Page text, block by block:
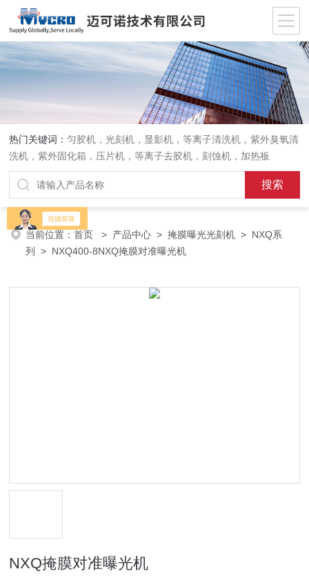
热门关键词：匀胶机，光刻机，显影机，等离子清洗机，紫外臭氧清
洗机，紫外固化箱，压片机，等离子去胶机，刻蚀机，加热板
当前位置：首页 > 产品中心 >掩膜曝光光刻机 > NXQ系
列
> NXQ400-8NXQ掩膜对准曝光机
NXQ掩膜对准曝光机